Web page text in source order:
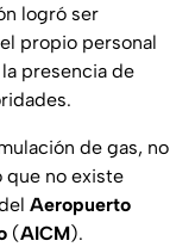
logró ser
propio personal
presencia de
de gas, no
que no existe
Aeropuerto
(AICM).